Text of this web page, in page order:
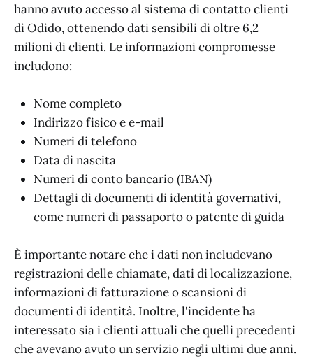
hanno avuto accesso al sistema di contatto clienti
di Odido, ottenendo dati sensibili di oltre 6,2
milioni di clienti. Le informazioni compromesse
includono:
Nome completo
Indirizzo fisico e e-mail
Numeri di telefono
Data di nascita
Numeri di conto bancario (IBAN)
Dettagli di documenti di identità governativi,
come numeri di passaporto o patente di guida
È importante notare che i dati non includevano
registrazioni delle chiamate, dati di localizzazione,
informazioni di fatturazione o scansioni di
documenti di identità. Inoltre, l'incidente ha
interessato sia i clienti attuali che quelli precedenti
che avevano avuto un servizio negli ultimi due anni.